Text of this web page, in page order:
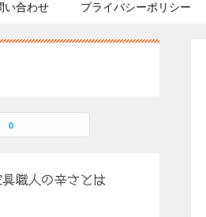
い合わせ プライバシーポリシー
0
職人の辛さとは